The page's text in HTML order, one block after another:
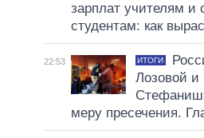
зарплат учителям и
студентам: как
22:53 ИТОГИ
Лозовой и
меру пресечения.